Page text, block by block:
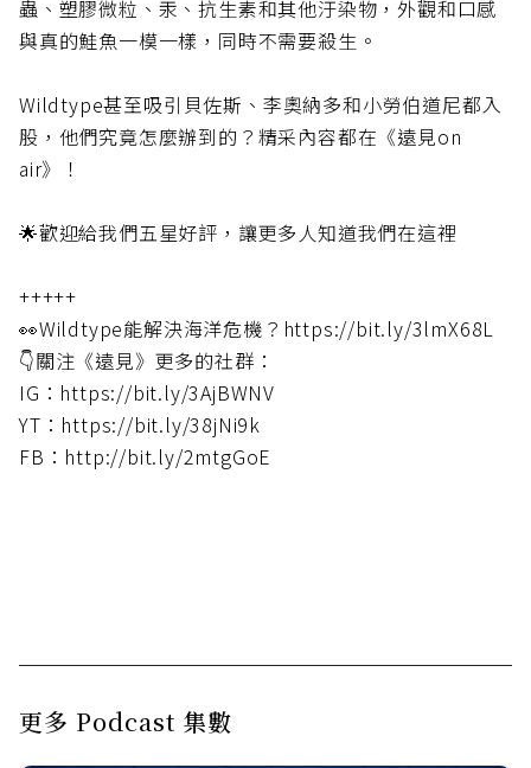
蟲、塑膠微粒、汞、抗生素和其他汙染物，外觀和口感
與真的鮭魚一模一樣，同時不需要殺生。
Wildtype甚至吸引貝佐斯、李奧納多和小勞伯道尼都入
股，他們究竟怎麼辦到的？精采內容都在《遠見on
air》！
🌟歡迎給我們五星好評，讓更多人知道我們在這裡
+++++
👀Wildtype能解決海洋危機？https://bit.ly/3lmX68L
👇關注《遠見》更多的社群：
IG：https://bit.ly/3AjBWNV
YT：https://bit.ly/38jNi9k
FB：http://bit.ly/2mtgGoE
更多 Podcast 集數